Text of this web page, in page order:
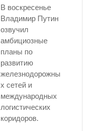
В воскресенье
Владимир Путин
озвучил
амбициозные
планы по
развитию
железнодорожны
х сетей и
международных
логистических
коридоров.